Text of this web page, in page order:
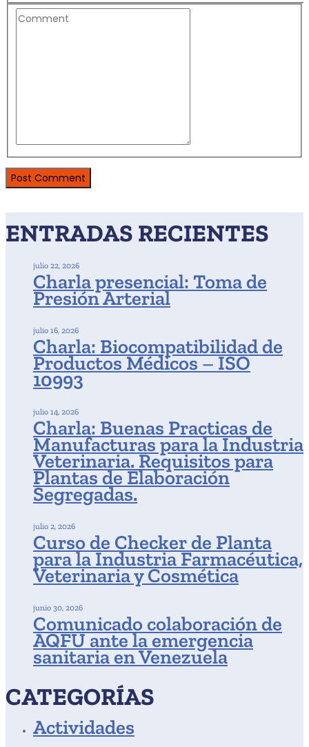
ENTRADAS RECIENTES
Charla presencial: Toma de
Presión Arterial
julio 22, 2026
Charla: Biocompatibilidad de
Productos Médicos – ISO
10993
julio 16, 2026
Charla: Buenas Practicas de
Manufacturas para la Industria
Veterinaria. Requisitos para
Plantas de Elaboración
Segregadas.
julio 14, 2026
Curso de Checker de Planta
para la Industria Farmacéutica,
Veterinaria y Cosmética
julio 2, 2026
Comunicado colaboración de
AQFU ante la emergencia
sanitaria en Venezuela
junio 30, 2026
CATEGORÍAS
Actividades